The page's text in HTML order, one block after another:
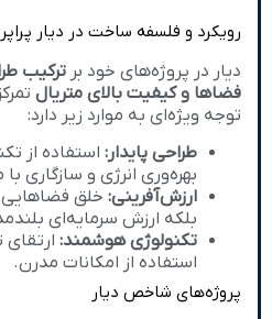
رویکرد و فلسفه ساخت در دیار
دیار در پروژه‌های خود بر ترکیب
فضاها و کیفیت بالای متریال
توجه ویژه‌ای به موارد زیر دارد:
طراحی پایدار: استفاده از
بهره‌وری انرژی و سازگاری
ارزش‌آفرینی: خلق فضاهایی
بلکه ارزش سرمایه‌ای
تکنولوژی هوشمند: ارتقای
استفاده از امکانات مدرن.
پروژه‌های شاخص دیار